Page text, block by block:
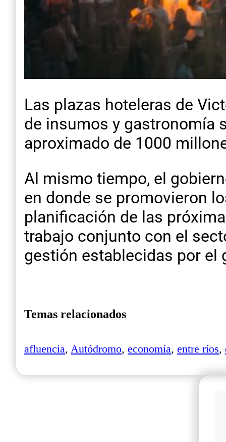
Las plazas hoteleras de
de insumos y gastronomía
aproximado de 1000
Al mismo tiempo, el
en donde se promovieron
planificación de las
trabajo conjunto con el
gestión establecidas por el
Temas relacionados
afluencia, Autódromo, economía, entre ríos,